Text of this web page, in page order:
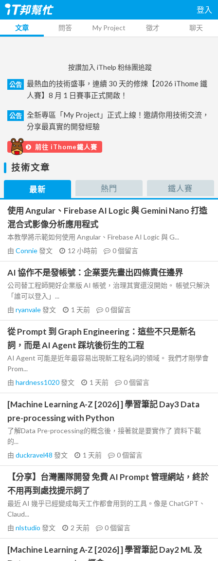
登入
文章 問答 My Project 徵才 聊天
按讚加入 iThelp 粉絲團追蹤
公告
最熱血的技術盛事，連續 30 天的修煉【2026 iThome 鐵
人賽】8 月 1 日賽事正式開啟！
公告
全新專區「My Project」正式上線！邀請你用技術交流，
分享最真實的開發經驗
前往 iThome鐵人賽
技術文章
最新 熱門 鐵人賽
使用 Angular、Firebase AI Logic 與 Gemini Nano 打造
混合式影像分析應用程式
本教學將示範如何使用 Angular、Firebase AI Logic 與 G...
由 Connie發文 12 小時前 0個留言
AI 協作不是發帳號：企業要先畫出四條責任邊界
公司替工程師開好企業版 AI 帳號，治理其實還沒開始。 帳號只解決
「誰可以登入」...
由 ryanvale發文 1 天前 0個留言
從 Prompt 到 Graph Engineering：這些不只是新名
詞，而是 AI Agent 踩坑後衍生的工程
AI Agent 可能是近年最容易出現新工程名詞的領域。 我們才剛學會
Prom...
由 hardness1020發文 1 天前 0個留言
[Machine Learning A-Z [2026] ] 學習筆記 Day3 Data
pre-processing with Python
了解Data Pre-processing的概念後，接著就是要實作了 資料下載
的...
由 duckravel48 發文 1 天前 0個留言
【分享】台灣團隊開發 免費 AI Prompt 管理網站，終於
不用再到處找提示詞了
最近 AI 幾乎已經變成每天工作都會用到的工具。像是 ChatGPT、
Claud...
由 nlstudio 發文 2 天前 0個留言
[Machine Learning A-Z [2026] ] 學習筆記 Day2 ML 及